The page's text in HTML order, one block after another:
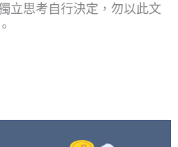
立思考自行決定，勿以此文